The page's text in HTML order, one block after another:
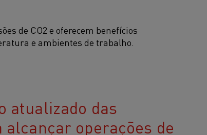
de CO2 e oferecem benefícios
e ambientes de trabalho.
atualizado das
operações de